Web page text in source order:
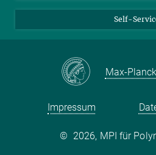
Self-
Max-
Impressum
© 2026, MPI für